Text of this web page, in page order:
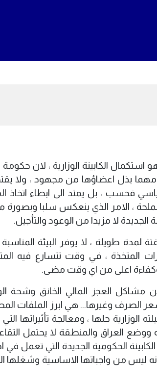
استكمال الكابينة الوزارية ، لان
بذل اعضاؤها من مجهود ، ولا
فحسب ، بل يمتد الى ابطاء اتخاذ
، الامر الذي ينعكس سلبا وبصورة
لا مزيدا من الوعود والتأجيل.
لمدة طويلة ، لا يوفر البيئة
المتخذة ، في وقت تتسارع فيه
وكفاءة اعلى من اي وقت مضى.
مشاكل العجز المالي الخانق وشحة
الصرف وغيرها... هي ابرز الملفات
حلها ، ومعالجة تأثيراتها
العراق والمنطقة لا يحتمل
الحكومية الجديدة التي تعمل في
ليس من واجباتها الاساسية وشغلها